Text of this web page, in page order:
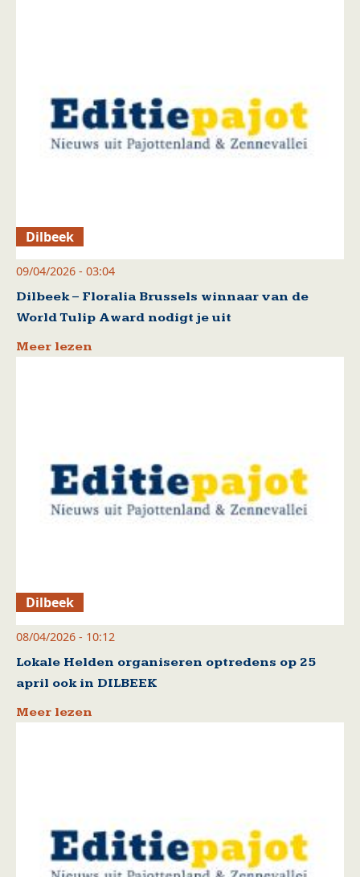
Dilbeek
09/04/2026 - 03:04
Dilbeek – Floralia Brussels winnaar van de
World Tulip Award nodigt je uit
Meer lezen
Dilbeek
08/04/2026 - 10:12
Lokale Helden organiseren optredens op 25
april ook in DILBEEK
Meer lezen